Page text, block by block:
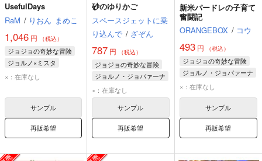
UsefulDays
RaM / りおん まめこ
1,046 円 （税込）
ジョジョの奇妙な冒険
ジョルノ×ミスタ
ジョルノ・ジョバァーナ
グイード・ミスタ
×：在庫なし
サンプル
再販希望
砂のゆりかご
スペースジェットに乗
り込んで / ざぞん
787 円 （税込）
ジョジョの奇妙な冒険
ジョルノ・ジョバァーナ
DIO
×：在庫なし
サンプル
再販希望
新米パードレの子育て
奮闘記
ORANGEBOX / コウ
493円 （税込）
ジョジョの奇妙な冒険
ジョルノ・ジョバァーナ
DIO
×：在庫なし
サンプル
再販希望